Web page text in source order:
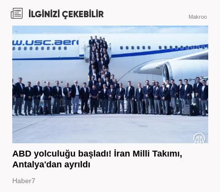
İLGİNİZİ ÇEKEBİLİR Makroo
ABD yolculuğu başladı! İran Milli Takımı,
Antalya'dan ayrıldı
Haber7